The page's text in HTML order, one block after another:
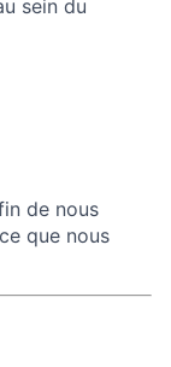
sein du
de nous
que nous